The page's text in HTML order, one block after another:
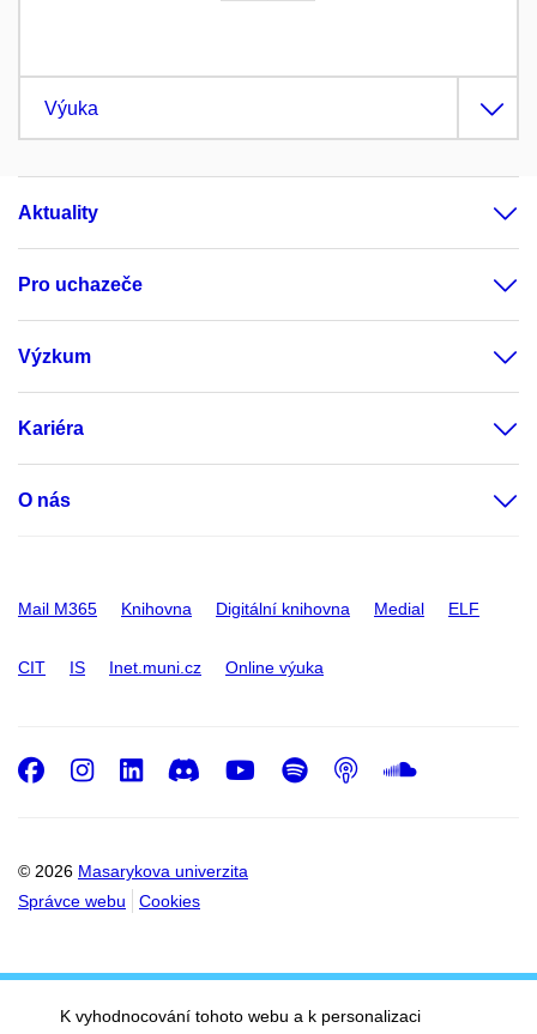
Výuka
Aktuality
Pro uchazeče
Výzkum
Kariéra
O nás
Mail M365 Knihovna Digitální knihovna Medial ELF
CIT IS Inet.muni.cz Online výuka
© 2026 Masarykova univerzita
Správce webu
Cookies
Facebook
Instagram
LinkedIn
DiscordYoutube
Spotify
Podcast
K vyhodnocování tohoto webu a k personalizaci